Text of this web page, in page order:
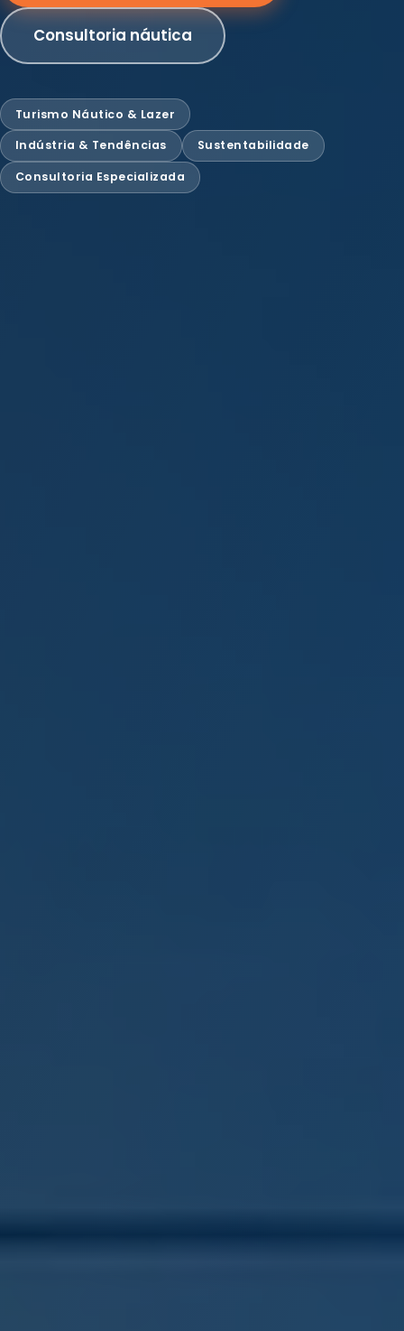
Consultoria náutica
Turismo Náutico & Lazer
Indústria & Tendências Sustentabilidade
Consultoria Especializada